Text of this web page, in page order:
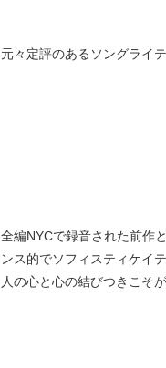
元々定評のあるソングライ
全編NYCで録音された前作
ンス的でソフィスティケイ
人の心と心の結びつきこそ